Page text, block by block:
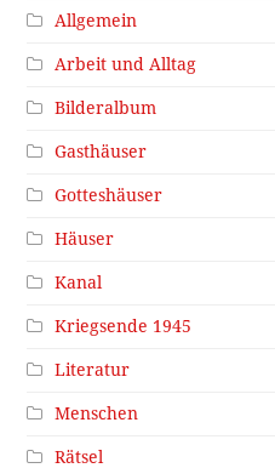
Allgemein
Arbeit und Alltag
Bilderalbum
Gasthäuser
Gotteshäuser
Häuser
Kanal
Kriegsende 1945
Literatur
Menschen
Rätsel